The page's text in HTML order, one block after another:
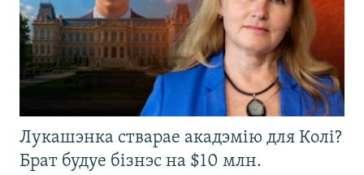
Лукашэнка стварае акадэмію для Колі?
Брат будуе бізнэс на $10 млн.